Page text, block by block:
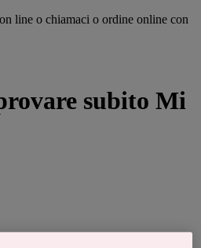
line o chiamaci o ordine online con
subito Mi